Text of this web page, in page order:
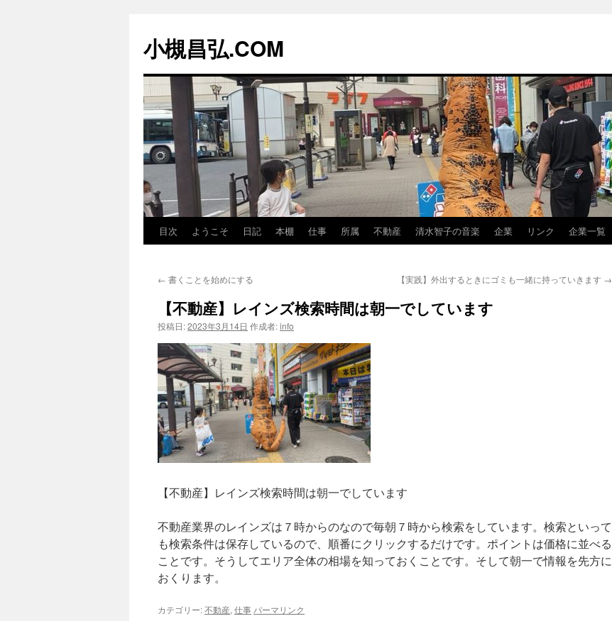
テ
ン
へ
ス
キ
ッ
プ
小槻昌弘.COM
目次 ようこそ 日記 本棚 仕事 所属 不動産 清水智子の音楽 企業 リンク 企業一覧
← 書くことを始めにする 【実践】外出するときにゴミも一緒に持っていきます →
【不動産】レインズ検索時間は朝一でしています
投稿日:2023年3月14日 作成者:info
【不動産】レインズ検索時間は朝一でしています
不動産業界のレインズは７時からのなので毎朝７時から検索をしています。検索といって
も検索条件は保存しているので、順番にクリックするだけです。ポイントは価格に並べる
ことです。そうしてエリア全体の相場を知っておくことです。そして朝一で情報を先方に
おくります。
カテゴリー:不動産, 仕事 パーマリンク